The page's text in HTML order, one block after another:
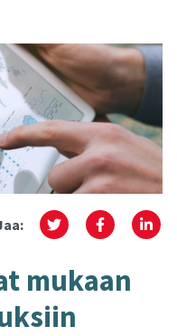
mu­kaan